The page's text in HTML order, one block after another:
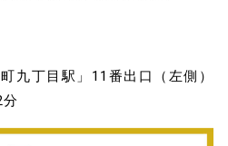
九丁目駅」11番出口（左側）
分